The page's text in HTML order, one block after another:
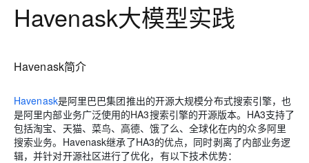
Havenask大模型实践
Havenask简介
Havenask是阿里巴巴集团推出的开源大规模分布式搜索引擎，也
是阿里内部业务广泛使用的HA3搜索引擎的开源版本。HA3支持了
包括淘宝、天猫、菜鸟、高德、饿了么、全球化在内的众多阿里
搜索业务。Havenask继承了HA3的优点，同时剥离了内部业务逻
辑，并针对开源社区进行了优化，有以下技术优势：